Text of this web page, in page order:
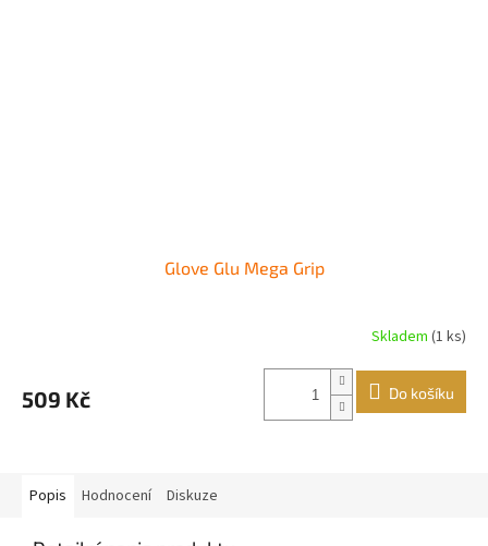
Glove Glu Mega Grip
je
hvězdiček.
Skladem(1 ks)
509 Kč Do košíku
Popis Hodnocení Diskuze